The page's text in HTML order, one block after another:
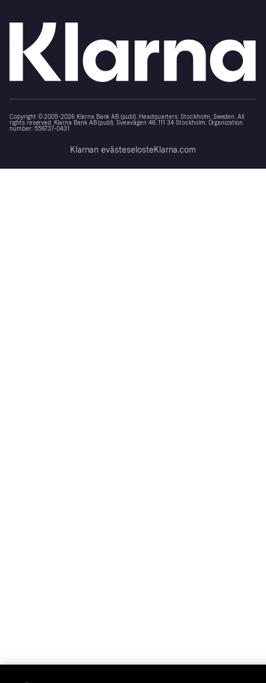
Copyright © 2005-2026 Klarna Bank AB (publ). Headquarters: Stockholm, Sweden. All
rights reserved. Klarna Bank AB (publ). Sveavägen 46, 111 34 Stockholm. Organization
number: 556737-0431
Klarnan evästeselosteKlarna.com